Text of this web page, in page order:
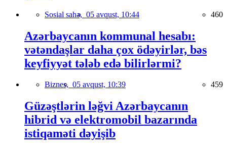
Sosial sahə, 05 avqust, 10:44 460
Azərbaycanın kommunal hesabı:
vətəndaşlar daha çox ödəyirlər, bəs
keyfiyyət tələb edə bilirlərmi?
Biznes, 05 avqust, 10:39 459
Güzəştlərin ləğvi Azərbaycanın
hibrid və elektromobil bazarında
istiqaməti dəyişib